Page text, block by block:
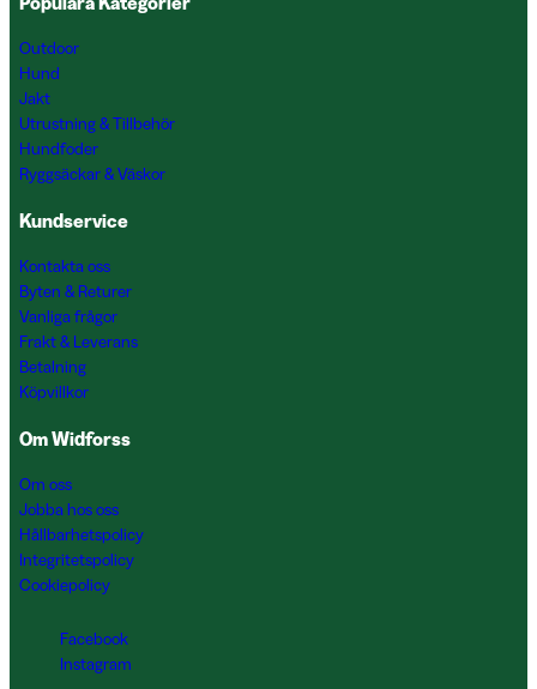
Outdoor
Hund
Jakt
Utrustning & Tillbehör
Hundfoder
Ryggsäckar & Väskor
Kundservice
Kontakta oss
Byten & Returer
Vanliga frågor
Frakt & Leverans
Betalning
Köpvillkor
Om Widforss
Om oss
Jobba hos oss
Hållbarhetspolicy
Integritetspolicy
Cookiepolicy
Facebook
Instagram